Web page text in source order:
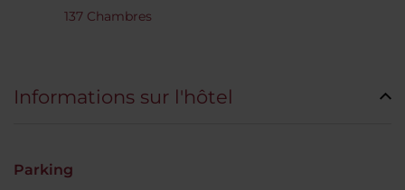
137 Chambres
Informations sur l'hôtel
Parking